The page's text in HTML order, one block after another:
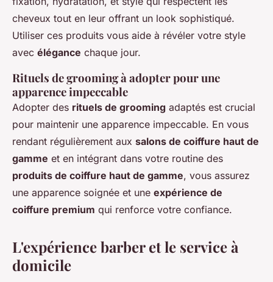
cheveux tout en leur offrant un look sophistiqué.
Utiliser ces produits vous aide à révéler votre style
avec élégance chaque jour.
Rituels de grooming à adopter pour une
apparence impeccable
Adopter des rituels de grooming adaptés est crucial
pour maintenir une apparence impeccable. En vous
rendant régulièrement aux salons de coiffure haut de
gamme et en intégrant dans votre routine des
produits de coiffure haut de gamme, vous assurez
une apparence soignée et une expérience de
coiffure premium qui renforce votre confiance.
L'expérience barber et le service à
domicile